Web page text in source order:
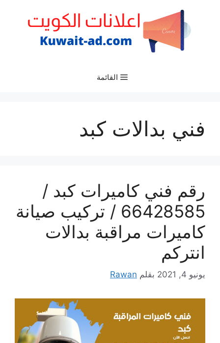
القائمة
فني بدالات كبد
رقم فني كاميرات كبد /
66428585 / تركيب صيانة
كاميرات مراقبة بدالات
انتركم
يونيو 4, 2021 بقلم Rawan